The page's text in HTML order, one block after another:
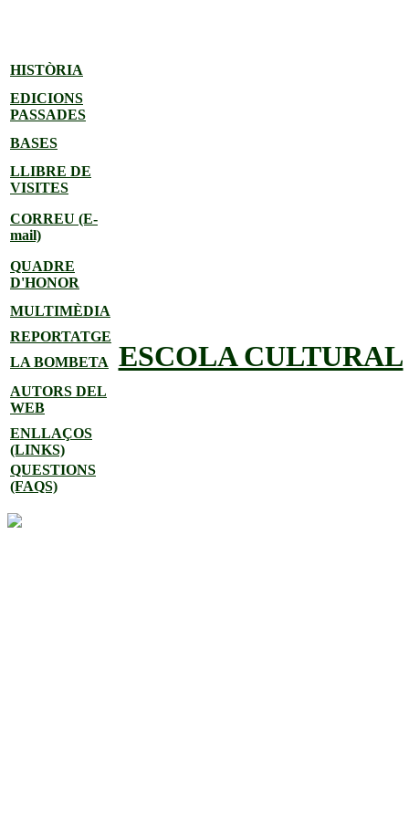
HISTÒRIA
ESCOLA CULTURAL
EDICIONS
PASSADES
BASES
LLIBRE DE
VISITES
CORREU (E-
mail)
QUADRE
D'HONOR
MULTIMÈDIA
REPORTATGE
LA BOMBETA
AUTORS DEL
WEB
ENLLAÇOS
(LINKS)
QUESTIONS
(FAQS)